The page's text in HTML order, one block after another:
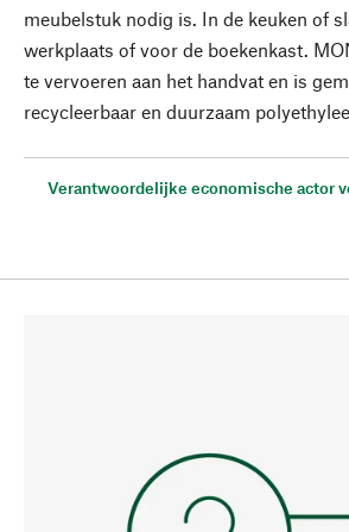
meubelstuk nodig is. In de keuken of
werkplaats of voor de boekenkast.
te vervoeren aan het handvat en is
recycleerbaar en duurzaam
Verantwoordelijke economische actor